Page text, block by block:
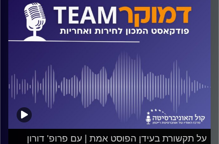
קרדיט תמונות:המכון לחירות ואחריות
על תקשורת בעידן הפוסט אמת | עם פרופ' דורון